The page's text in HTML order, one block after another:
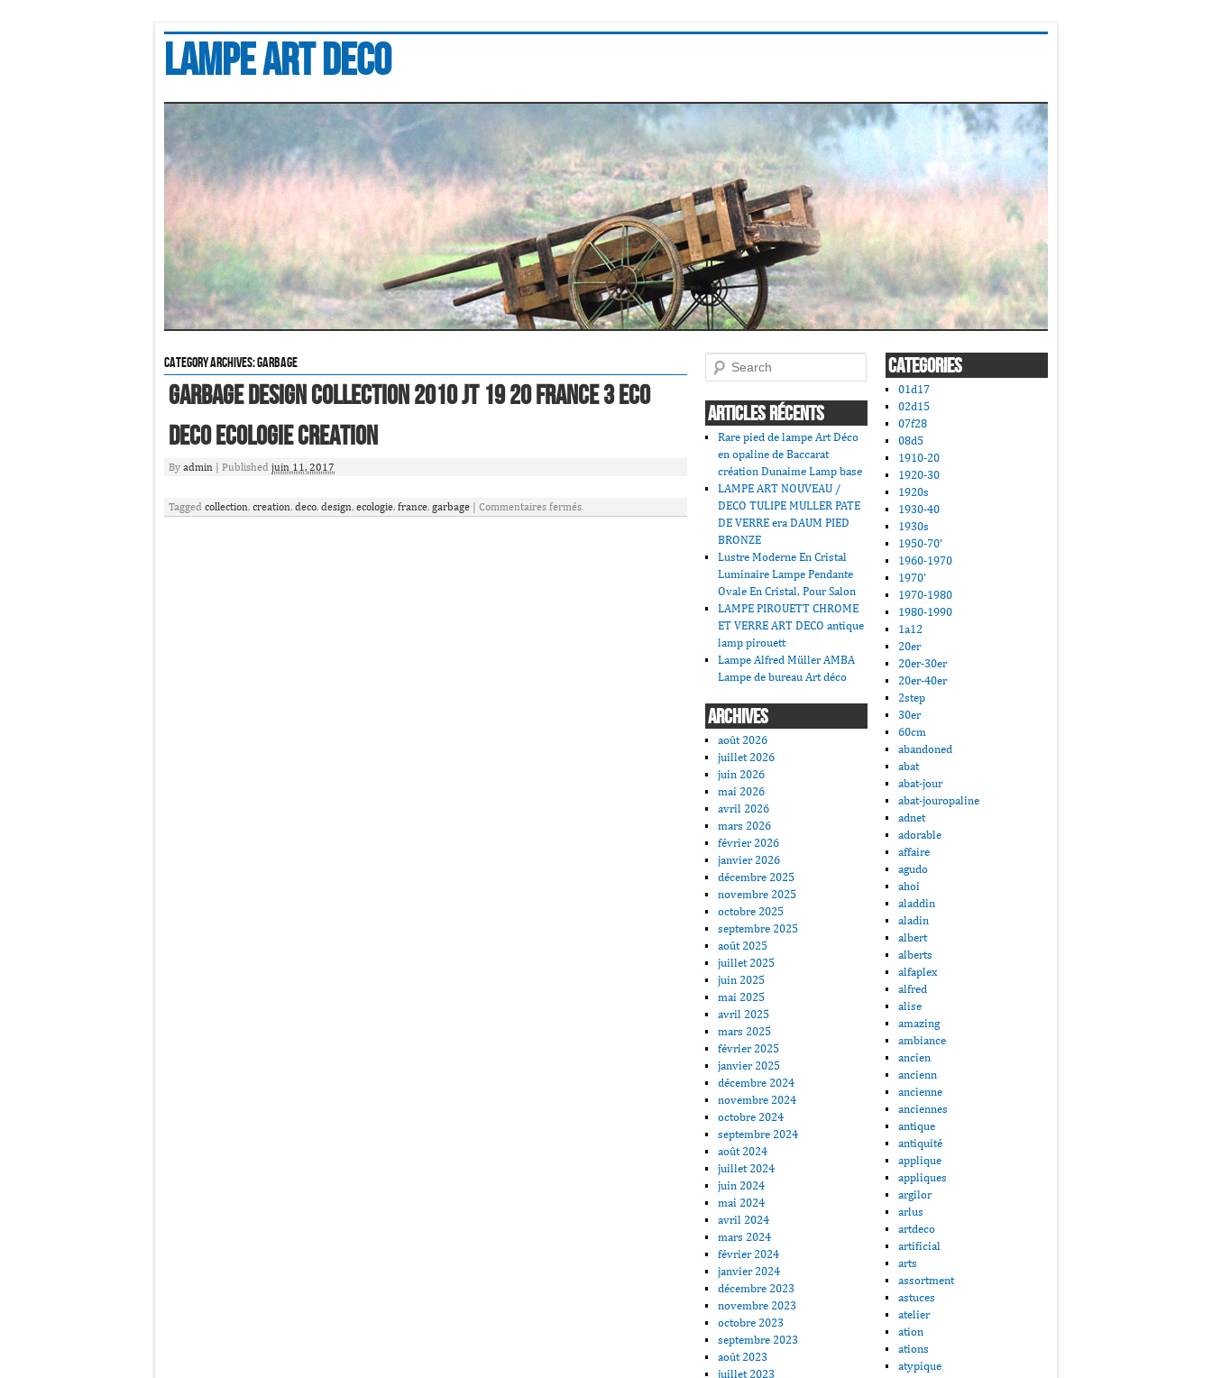
Lampe art deco
Category Archives:garbage
Garbage Design Collection 2010 Jt 19 20 France 3 Eco
Deco Ecologie Creation
By admin Published juin 11, 2017
Tagged collection, creation, deco, design, ecologie, france, garbage Commentaires fermés
Search
ARTICLES RÉCENTS
Rare pied de lampe Art Déco
en opaline de Baccarat
création Dunaime Lamp base
LAMPE ART NOUVEAU /
DECO TULIPE MULLER PATE
DE VERRE era DAUM PIED
BRONZE
Lustre Moderne En Cristal
Luminaire Lampe Pendante
Ovale En Cristal, Pour Salon
LAMPE PIROUETT CHROME
ET VERRE ART DECO antique
lamp pirouett
Lampe Alfred Müller AMBA
Lampe de bureau Art déco
ARCHIVES
août 2026
juillet 2026
juin 2026
mai 2026
avril 2026
mars 2026
février 2026
janvier 2026
décembre 2025
novembre 2025
octobre 2025
septembre 2025
août 2025
juillet 2025
juin 2025
mai 2025
avril 2025
mars 2025
février 2025
janvier 2025
décembre 2024
novembre 2024
octobre 2024
septembre 2024
août 2024
juillet 2024
juin 2024
mai 2024
avril 2024
mars 2024
février 2024
janvier 2024
décembre 2023
novembre 2023
octobre 2023
septembre 2023
août 2023
juillet 2023
CATEGORIES
01d17
02d15
07f28
08d5
1910-20
1920-30
1920s
1930-40
1930s
1950-70'
1960-1970
1970'
1970-1980
1980-1990
1a12
20er
20er-30er
20er-40er
2step
30er
60cm
abandoned
abat
abat-jour
abat-jouropaline
adnet
adorable
affaire
agudo
ahoi
aladdin
aladin
albert
alberts
alfaplex
alfred
alise
amazing
ambiance
ancien
ancienn
ancienne
anciennes
antique
antiquité
applique
appliques
argilor
arlus
artdeco
artificial
arts
assortment
astuces
atelier
ation
ations
atypique